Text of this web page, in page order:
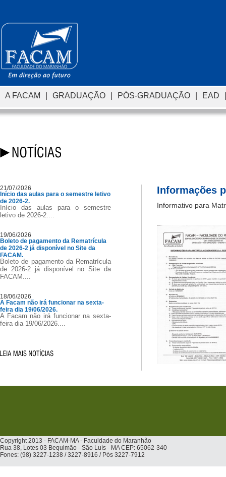
A FACAM | GRADUAÇÃO | PÓS-GRADUAÇÃO | EAD |
21/07/2026
Início das aulas para o semestre letivo
de 2026-2.
Início das aulas para o semestre
letivo de 2026-2....
19/06/2026
Boleto de pagamento da Rematrícula
de 2026-2 já disponível no Site da
FACAM.
Boleto de pagamento da Rematrícula
de 2026-2 já disponível no Site da
FACAM....
18/06/2026
A Facam não irá funcionar na sexta-
feira dia 19/06/2026.
A Facam não irá funcionar na sexta-
feira dia 19/06/2026....
Informações
Informativo para
Copyright 2013 - FACAM-MA - Faculdade do Maranhão
Rua 38, Lotes 03 Bequimão - São Luís - MA CEP: 65062-340
Fones: (98) 3227-1238 / 3227-8916 / Pós 3227-7912